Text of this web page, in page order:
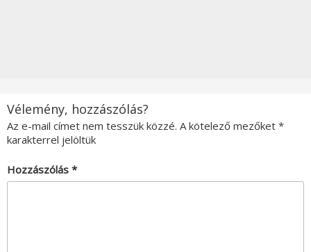
Vélemény, hozzászólás?
Az e-mail címet nem tesszük közzé. A kötelező mezőket *
karakterrel jelöltük
Hozzászólás *